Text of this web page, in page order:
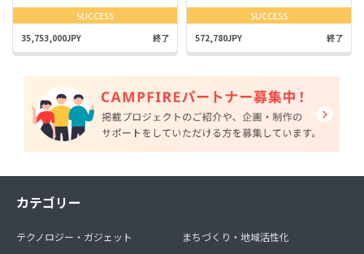
SUCCESS
35,753,000JPY 終了
SUCCESS
572,780JPY 終了
カテゴリー
テクノロジー・ガジェット
まちづくり・地域活性化